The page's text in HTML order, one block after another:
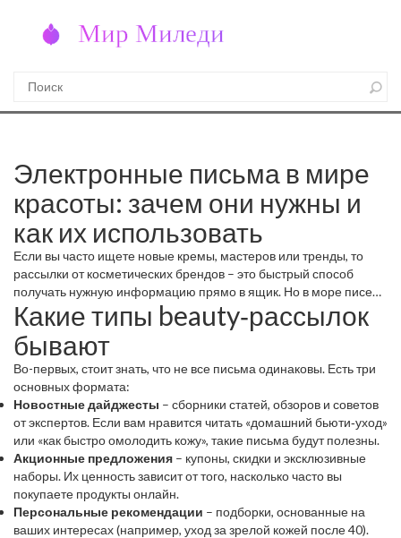
Электронные письма в мире
красоты: зачем они нужны и
как их использовать
Если вы часто ищете новые кремы, мастеров или тренды, то
рассылки от косметических брендов – это быстрый способ
получать нужную информацию прямо в ящик. Но в море писем
легко потерять самое важное. Давайте разберём, какие письма
действительно стоят вашего внимания и как настроить
подписку, чтобы она работала на вас.
Какие типы beauty‑рассылок
бывают
Во-первых, стоит знать, что не все письма одинаковы. Есть три
основных формата:
Новостные дайджесты – сборники статей, обзоров и советов
от экспертов. Если вам нравится читать «домашний бьюти‑уход»
или «как быстро омолодить кожу», такие письма будут полезны.
Акционные предложения – купоны, скидки и эксклюзивные
наборы. Их ценность зависит от того, насколько часто вы
покупаете продукты онлайн.
Персональные рекомендации – подборки, основанные на
ваших интересах (например, уход за зрелой кожей после 40).